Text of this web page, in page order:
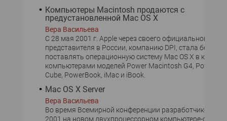
Компьютеры Macintosh продаются с
предустановленной Mac OS X
Вера Васильева
С 28 мая 2001 г. Apple через своего официального
представителя в России, компанию DPI, стала
поставлять операционную систему Mac OS X в
компьютерами моделей Power Macintosh G4, Power
Cube, PowerBook, iMac и iBook.
Mac OS X Server
Вера Васильева
Во время Всемирной конференции разработчиков
2001 на новом двухпроцессорном компьютере-